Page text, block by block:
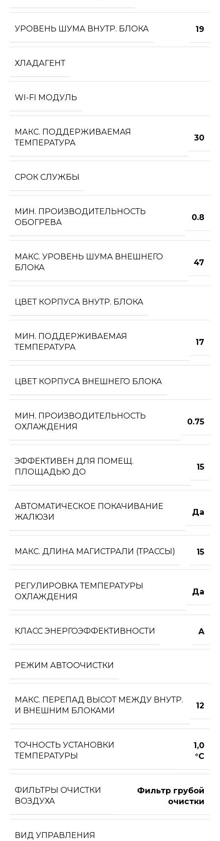
УРОВЕНЬ ШУМА ВНУТР. БЛОКА 19
ХЛАДАГЕНТ
WI-FI МОДУЛЬ
МАКС. ПОДДЕРЖИВАЕМАЯ
ТЕМПЕРАТУРА
30
СРОК СЛУЖБЫ
МИН. ПРОИЗВОДИТЕЛЬНОСТЬ
ОБОГРЕВА
0.8
МАКС. УРОВЕНЬ ШУМА ВНЕШНЕГО
БЛОКА
47
ЦВЕТ КОРПУСА ВНУТР. БЛОКА
МИН. ПОДДЕРЖИВАЕМАЯ
ТЕМПЕРАТУРА
17
ЦВЕТ КОРПУСА ВНЕШНЕГО БЛОКА
МИН. ПРОИЗВОДИТЕЛЬНОСТЬ
ОХЛАЖДЕНИЯ
0.75
ЭФФЕКТИВЕН ДЛЯ ПОМЕЩ.
ПЛОЩАДЬЮ ДО
15
АВТОМАТИЧЕСКОЕ ПОКАЧИВАНИЕ
ЖАЛЮЗИ
Да
МАКС. ДЛИНА МАГИСТРАЛИ (ТРАССЫ) 15
РЕГУЛИРОВКА ТЕМПЕРАТУРЫ
ОХЛАЖДЕНИЯ
Да
КЛАСС ЭНЕРГОЭФФЕКТИВНОСТИ A
РЕЖИМ АВТООЧИСТКИ
МАКС. ПЕРЕПАД ВЫСОТ МЕЖДУ ВНУТР.
И ВНЕШНИМ БЛОКАМИ
12
ТОЧНОСТЬ УСТАНОВКИ
ТЕМПЕРАТУРЫ
1,0
°С
ФИЛЬТРЫ ОЧИСТКИ
ВОЗДУХА
Фильтр грубой
очистки
ВИД УПРАВЛЕНИЯ